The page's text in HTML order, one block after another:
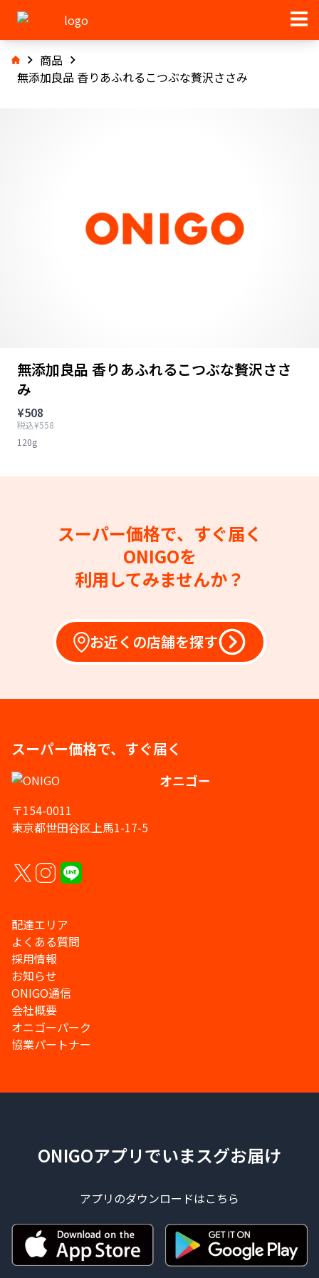
商品
無添加良品 香りあふれるこつぶな贅沢ささみ
無添加良品 香りあふれるこつぶな贅沢ささ
み
¥508
税込¥558
120g
スーパー価格で、すぐ届く
ONIGOを
利用してみませんか？
お近くの店舗を探す
スーパー価格で、すぐ届く
オニゴー
〒154-0011
東京都世田谷区上馬1-17-5
配達エリア
よくある質問
採用情報
お知らせ
ONIGO通信
会社概要
オニゴーパーク
協業パートナー
ONIGOアプリでいまスグお届け
アプリのダウンロードはこちら